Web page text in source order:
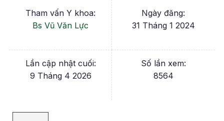
Tham vấn Y khoa:
Bs Vũ Văn Lực
Ngày đăng:
31 Tháng 1 2024
Lần cập nhật cuối:
9 Tháng 4 2026
Số lần xem:
8564